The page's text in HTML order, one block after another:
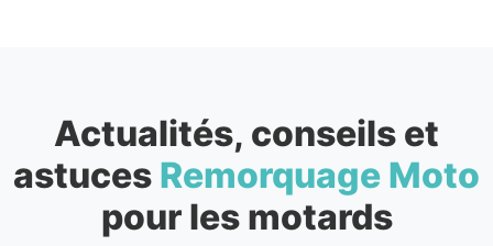
Actualités, conseils et
astuces Remorquage Moto
pour les motards